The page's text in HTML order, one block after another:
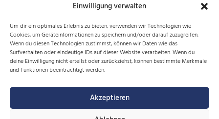
Einwilligung verwalten
Um dir ein optimales Erlebnis zu bieten, verwenden wir Technologien wie
Cookies, um Geräteinformationen zu speichern und/oder darauf zuzugreifen.
Wenn du diesen Technologien zustimmst, können wir Daten wie das
Surfverhalten oder eindeutige IDs auf dieser Website verarbeiten. Wenn du
deine Einwilligung nicht erteilst oder zurückziehst, können bestimmte Merkmale
und Funktionen beeinträchtigt werden.
Akzeptieren
+43 (0) 699 18 98 00 88
Kopfimmobilien